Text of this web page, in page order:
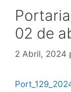
02 de
2 Abril, 2024